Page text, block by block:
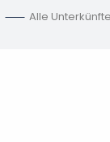
Alle Unterkünfte